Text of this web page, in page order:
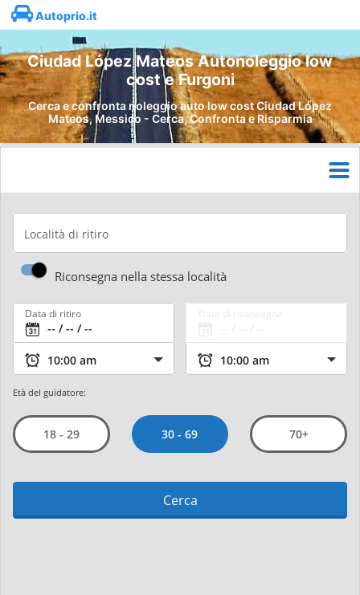
Autoprio.it
Ciudad López Mateos Autonoleggio low
cost e Furgoni
Cerca e confronta noleggio auto low cost Ciudad López
Mateos, Messico - Cerca, Confronta e Risparmia
Località di ritiro
Riconsegna nella stessa località
Data di ritiro
Età del guidatore:
18 - 29 30 - 69 70+
Cerca